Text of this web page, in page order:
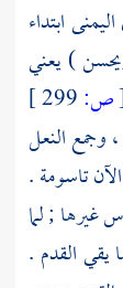
ابتداء
) يعني
ص:
وجمع النعل
تاسومة .
غيرها ; لما
القدم .